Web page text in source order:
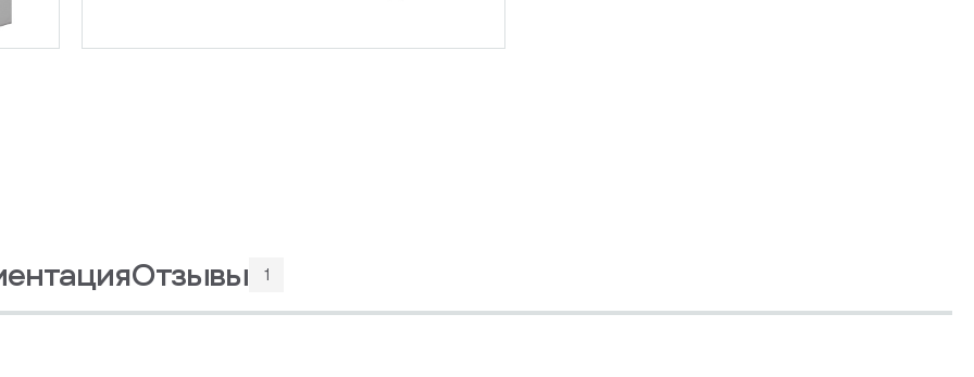
Отзывы 1